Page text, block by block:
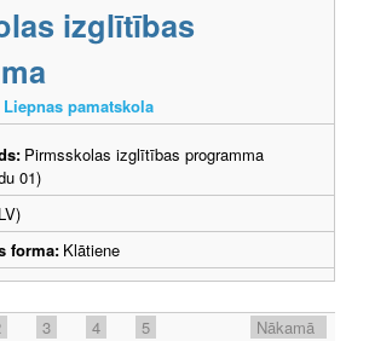
izglītības
pamatskola
Pirmsskolas izglītības programma
01)
forma: Klātiene
3 4 5
Nākamā